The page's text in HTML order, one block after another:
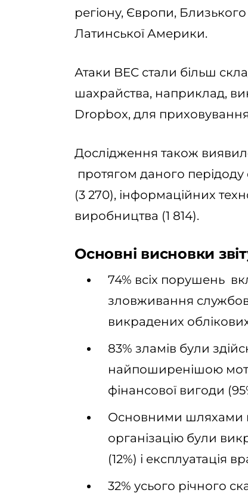
регіону, Європи,
Латинської Америки.
Атаки BEC стали більш
шахрайства, наприклад,
Dropbox, для
Дослідження також
протягом даного перідоду
(3 270), інформаційних
виробництва (1 814).
Основні висновки
74% всіх порушень
зловживання
викрадених
83% зламів були
найпоширенішою
фінансової вигоди
Основними шляхами
організацію були
(12%) і експлуатація
32% усього річного